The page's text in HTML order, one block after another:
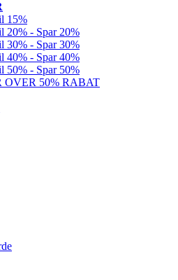
15%
20% - Spar 20%
30% - Spar 30%
40% - Spar 40%
50% - Spar 50%
OVER 50% RABAT